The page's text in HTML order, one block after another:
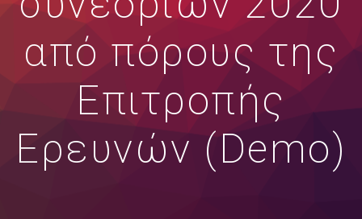
από πόρους της
Επιτροπής
Ερευνών (Demo)